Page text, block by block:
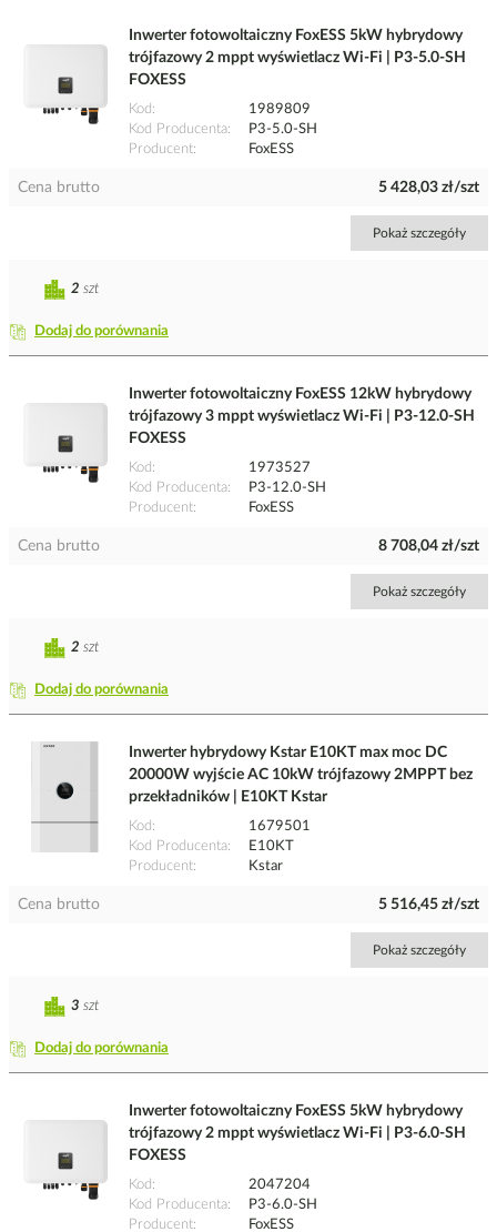
Inwerter fotowoltaiczny FoxESS 5kW hybrydowy
trójfazowy 2 mppt wyświetlacz Wi-Fi | P3-5.0-SH
FOXESS
Kod
1989809
Kod Producenta
P3-5.0-SH
Producent
FoxESS
Cena brutto 5 428,03 zł/szt
Pokaż szczegóły
Dodaj do porównania
2 szt
Inwerter fotowoltaiczny FoxESS 12kW hybrydowy
trójfazowy 3 mppt wyświetlacz Wi-Fi | P3-12.0-SH
FOXESS
Kod
1973527
Kod Producenta
P3-12.0-SH
Producent
FoxESS
Cena brutto 8 708,04 zł/szt
Pokaż szczegóły
Dodaj do porównania
2 szt
Inwerter hybrydowy Kstar E10KT max moc DC
20000W wyjście AC 10kW trójfazowy 2MPPT bez
przekładników | E10KT Kstar
Kod
1679501
Kod Producenta
E10KT
Producent
Kstar
Cena brutto 5 516,45 zł/szt
Pokaż szczegóły
Dodaj do porównania
3 szt
Inwerter fotowoltaiczny FoxESS 5kW hybrydowy
trójfazowy 2 mppt wyświetlacz Wi-Fi | P3-6.0-SH
FOXESS
Kod
2047204
Kod Producenta
P3-6.0-SH
Producent
FoxESS